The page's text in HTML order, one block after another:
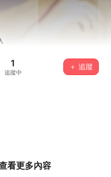
1
追蹤中
＋ 追蹤
看更多內容